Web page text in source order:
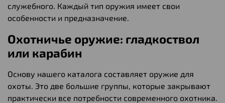
служебного. Каждый тип оружия имеет свои
особенности и предназначение.
Охотничье оружие: гладкоствол
или карабин
Основу нашего каталога составляет оружие для
охоты. Это две большие группы, которые закрывают
практически все потребности современного охотника.